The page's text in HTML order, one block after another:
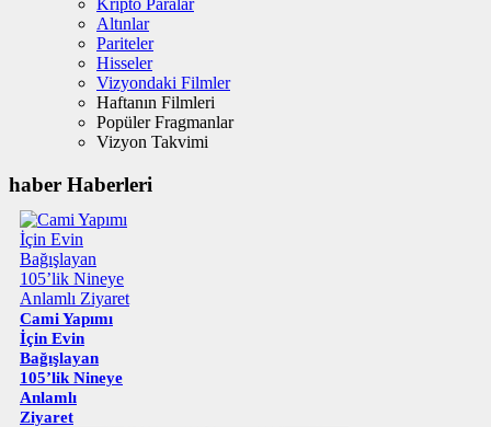
Kripto Paralar
Altınlar
Pariteler
Hisseler
Vizyondaki Filmler
Haftanın Filmleri
Popüler Fragmanlar
Vizyon Takvimi
haber Haberleri
Cami Yapımı
İçin Evin
Bağışlayan
105’lik Nineye
Anlamlı
Ziyaret